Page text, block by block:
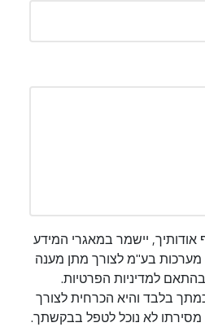
יישמר במאגרי המידע
בע"מ לצורך מתן מענה
למדיניות הפרטיות.
בלבד והיא הכרחית לצורך
מסירתו לא נוכל לטפל בבקשתך.